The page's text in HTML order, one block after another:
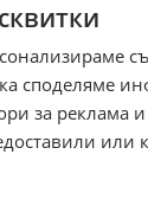
споделяме
за
или